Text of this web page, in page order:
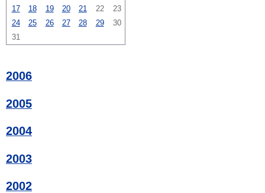
17
18 19 20 21 22
23
24
25 26 27 28 29
30
31
2006
2005
2004
2003
2002